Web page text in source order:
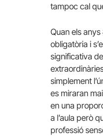
tampoc cal
Quan els
obligatòria i
significativa
simplement
es miraran
en una
a l’aula però
professió